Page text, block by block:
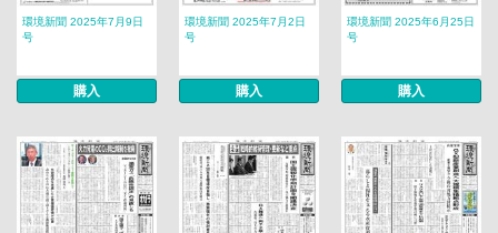
環境新聞 2025年7月9日
号
購入
環境新聞 2025年7月2日
号
購入
環境新聞 2025年6月25日
号
購入